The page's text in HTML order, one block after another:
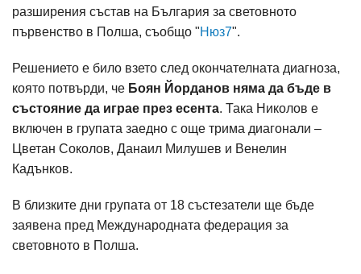
разширения състав на България за световното
първенство в Полша, съобщо "Нюз7".
Решението е било взето след окончателната диагноза,
която потвърди, че Боян Йорданов няма да бъде в
състояние да играе през есента. Така Николов е
включен в групата заедно с още трима диагонали –
Цветан Соколов, Данаил Милушев и Венелин
Кадънков.
В близките дни групата от 18 състезатели ще бъде
заявена пред Международната федерация за
световното в Полша.